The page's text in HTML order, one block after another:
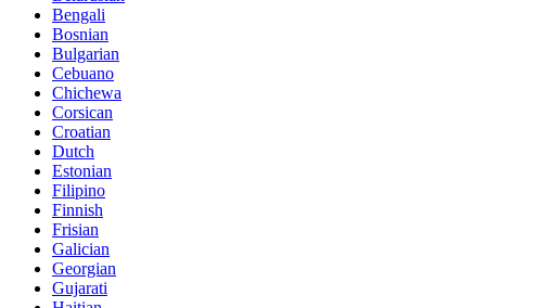
Bengali
Bosnian
Bulgarian
Cebuano
Chichewa
Corsican
Croatian
Dutch
Estonian
Filipino
Finnish
Frisian
Galician
Georgian
Gujarati